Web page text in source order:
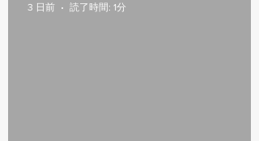
3 日前
読了時間: 1分